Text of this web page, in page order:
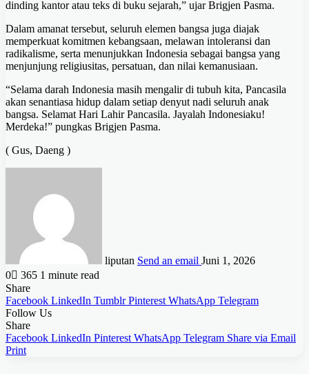
dinding kantor atau teks di buku sejarah,” ujar Brigjen Pasma.
Dalam amanat tersebut, seluruh elemen bangsa juga diajak
memperkuat komitmen kebangsaan, melawan intoleransi dan
radikalisme, serta menunjukkan Indonesia sebagai bangsa yang
menjunjung religiusitas, persatuan, dan nilai kemanusiaan.
“Selama darah Indonesia masih mengalir di tubuh kita, Pancasila
akan senantiasa hidup dalam setiap denyut nadi seluruh anak
bangsa. Selamat Hari Lahir Pancasila. Jayalah Indonesiaku!
Merdeka!” pungkas Brigjen Pasma.
( Gus, Daeng )
liputan Send an email Juni 1, 2026
0
365 1 minute read
Share
Facebook LinkedIn Tumblr Pinterest WhatsApp Telegram
Follow Us
Share
Facebook LinkedIn Pinterest WhatsApp Telegram Share via Email
Print